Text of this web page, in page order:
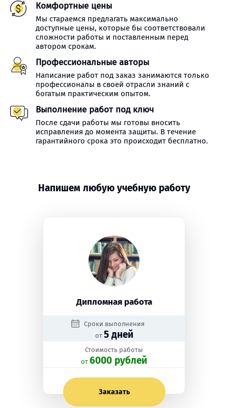
Комфортные цены
Мы стараемся предлагать максимально
доступные цены, которые бы соответствовали
сложности работы и поставленным перед
автором срокам.
Профессиональные авторы
Написание работ под заказ занимаются только
профессионалы в своей отрасли знаний с
богатым практическим опытом.
Выполнение работ под ключ
После сдачи работы мы готовы вносить
исправления до момента защиты. В течение
гарантийного срока это происходит бесплатно.
Напишем любую учебную работу
Дипломная работа
Сроки выполнения
от 5 дней
Стоимость работы
oт 6000 рублей
Заказать